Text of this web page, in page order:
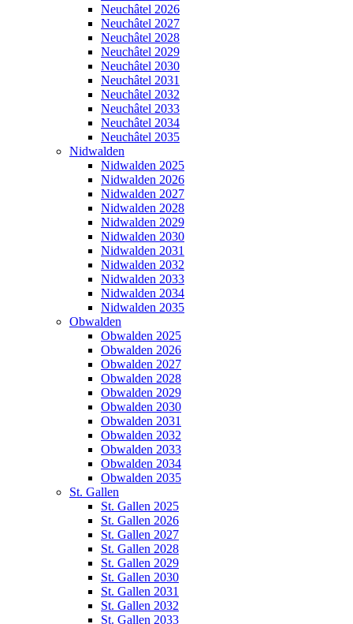
Neuchâtel 2026
Neuchâtel 2027
Neuchâtel 2028
Neuchâtel 2029
Neuchâtel 2030
Neuchâtel 2031
Neuchâtel 2032
Neuchâtel 2033
Neuchâtel 2034
Neuchâtel 2035
Nidwalden
Nidwalden 2025
Nidwalden 2026
Nidwalden 2027
Nidwalden 2028
Nidwalden 2029
Nidwalden 2030
Nidwalden 2031
Nidwalden 2032
Nidwalden 2033
Nidwalden 2034
Nidwalden 2035
Obwalden
Obwalden 2025
Obwalden 2026
Obwalden 2027
Obwalden 2028
Obwalden 2029
Obwalden 2030
Obwalden 2031
Obwalden 2032
Obwalden 2033
Obwalden 2034
Obwalden 2035
St. Gallen
St. Gallen 2025
St. Gallen 2026
St. Gallen 2027
St. Gallen 2028
St. Gallen 2029
St. Gallen 2030
St. Gallen 2031
St. Gallen 2032
St. Gallen 2033